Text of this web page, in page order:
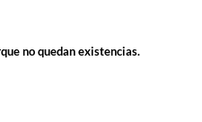
no quedan existencias.